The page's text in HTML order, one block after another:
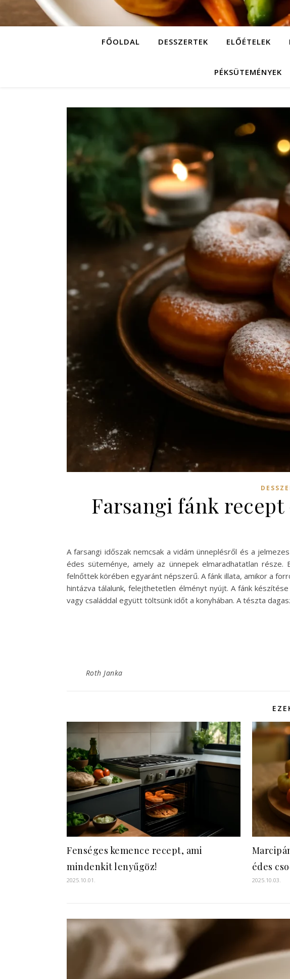
FŐOLDAL DESSZERTEK ELŐÉTELEK
PÉKSÜTEMÉNYEK
Farsangi fánk
A farsangi időszak nemcsak a vidám ünneplésről és a
édes süteménye, amely az ünnepek elmaradhatatlan
felnőttek körében egyaránt népszerű. A fánk illata, amikor a
hintázva tálalunk, felejthetetlen élményt nyújt. A fánk
vagy családdal együtt töltsünk időt a konyhában. A tészta
Roth Janka
Fenséges kemence recept, ami
mindenkit lenyűgöz!
2025.10.01.
édes
2025.10.03.